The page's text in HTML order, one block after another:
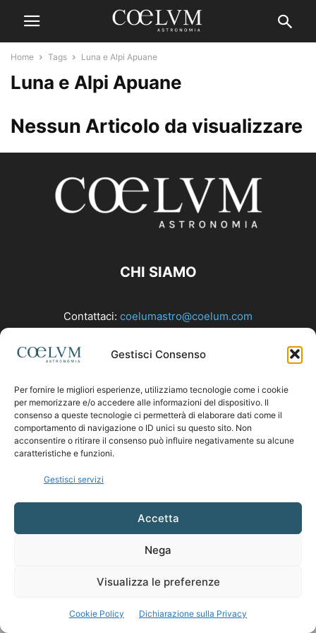
Gestisci Consenso
Per fornire le migliori esperienze, utilizziamo tecnologie come i cookie
per memorizzare e/o accedere alle informazioni del dispositivo. Il
consenso a queste tecnologie ci permetterà di elaborare dati come il
comportamento di navigazione o ID unici su questo sito. Non
acconsentire o ritirare il consenso può influire negativamente su alcune
caratteristiche e funzioni.
Gestisci servizi
Accetta
Nega
Visualizza le preferenze
Cookie Policy Dichiarazione sulla Privacy
Home Tags Luna e Alpi Apuane
Luna e Alpi Apuane
Nessun Articolo da visualizzare
CHI SIAMO
Contattaci: coelumastro@coelum.com
SEGUICI